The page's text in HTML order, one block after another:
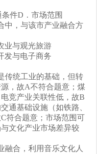
件D．市场范围
中，与该市产业融合方
业与观光旅游
发与电子商务
传统工业的基础，但转
，故A不符合题意；煤
竞产业关联性低，故B
通基础设施（如铁路、
符合题意；市场范围可
文化产业市场差异较
融合，利用音乐文化人